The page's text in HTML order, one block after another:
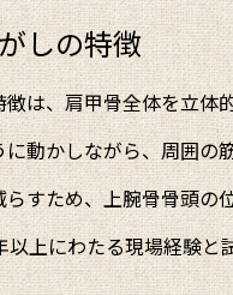
しの特徴
は、肩甲骨全体を立体
動かしながら、周囲の
すため、上腕骨骨頭の
上にわたる現場経験と